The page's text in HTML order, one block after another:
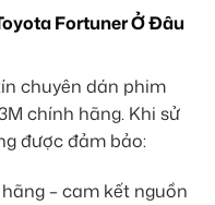
Fortuner Ở Đâu
chuyên dán phim
chính hãng. Khi sử
được đảm bảo:
– cam kết nguồn